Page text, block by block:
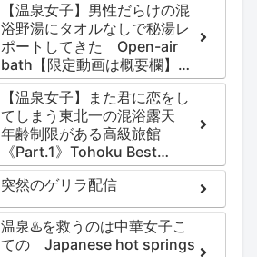
【温泉女子】男性だらけの混
浴野湯にタオルなしで秘湯レ
ポートしてきた Open-air
bath【限定動画は概要欄】尻
焼温泉郷 川の湯
【温泉女子】また君に恋をし
てしまう東北一の混浴露天
年齢制限がある高級旅館
《Part.1》Tohoku Best
Secret hotspring #japan
#koteno
突然のゲリラ配信
温泉♨️を救うのは中華女子こ
ての Japanese hot springs